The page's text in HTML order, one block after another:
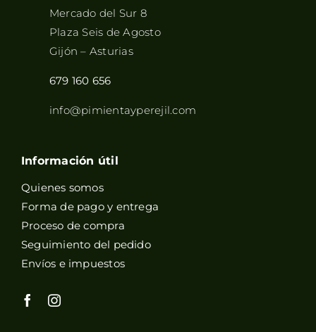
Mercado del Sur 8
Plaza Seis de Agosto
Gijón – Asturias
679 160 656
info@pimientayperejil.com
Información útil
Quienes somos
Forma de pago y entrega
Proceso de compra
Seguimiento del pedido
Envíos e impuestos